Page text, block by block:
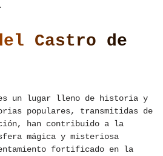
Castro de
es un lugar lleno de historia y
populares, transmitidas de
han contribuido a la
mágica y misteriosa
fortificado en la